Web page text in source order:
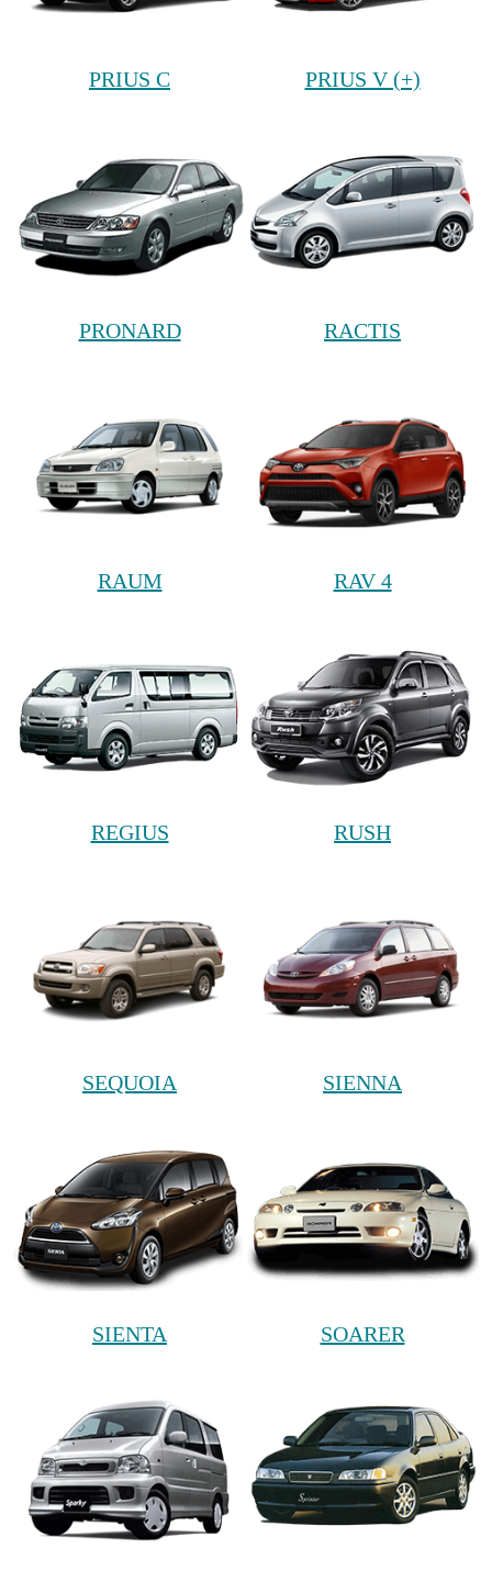
PRIUS C PRIUS V (+)
PRONARD RACTIS
RAUM RAV 4
REGIUS RUSH
SEQUOIA SIENNA
SIENTA SOARER